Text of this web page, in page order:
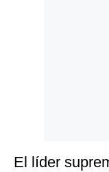
El líder